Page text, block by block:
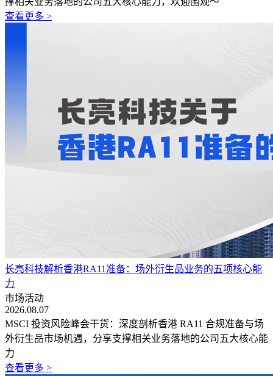
查看更多 >
长亮科技解析香港RA11准备：场外衍生品业务的五项核心能
力
市场活动
2026.08.07
MSCI 投资风险峰会干货：深度剖析香港 RA11 合规准备与场
外衍生品市场机遇，分享支撑相关业务落地的公司五大核心能
力
查看更多 >